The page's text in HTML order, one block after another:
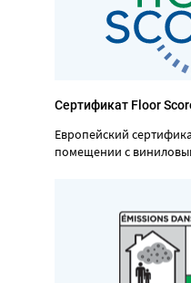
Сертификат Floor
Европейский
помещении с